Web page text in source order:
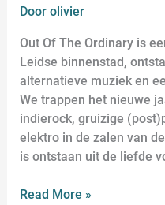
Doorolivier
Out Of The Ordinary is
Leidse binnenstad,
alternatieve muziek en
We trappen het nieuwe
indierock, gruizige
elektro in de zalen van
is ontstaan uit de liefde
Read More »